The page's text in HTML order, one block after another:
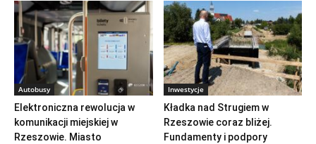
Autobusy
Elektroniczna rewolucja w
komunikacji miejskiej w
Rzeszowie. Miasto
Inwestycje
Kładka nad Strugiem w
Rzeszowie coraz bliżej.
Fundamenty i podpory